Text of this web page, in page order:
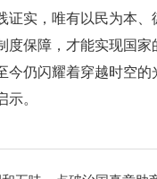
证实，唯有以民为本、
度保障，才能实现国家
今仍闪耀着穿越时空的
示。